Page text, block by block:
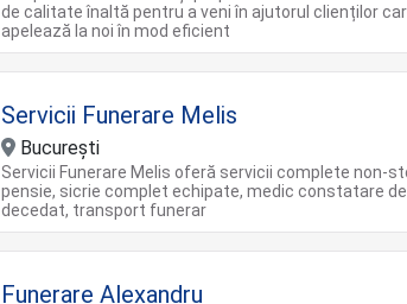
de calitate înaltă pentru a veni în ajutorul clienților
apelează la noi în mod eficient
Servicii Funerare Melis
Bucureşti
Servicii Funerare Melis oferă servicii complete non-
pensie, sicrie complet echipate, medic constatare
decedat, transport funerar
Funerare Alexandru